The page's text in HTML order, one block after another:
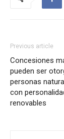
Previous article
Concesiones
pueden ser
personas
con
renovables